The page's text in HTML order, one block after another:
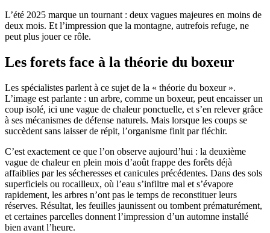
L’été 2025 marque un tournant : deux vagues majeures en moins de
deux mois. Et l’impression que la montagne, autrefois refuge, ne
peut plus jouer ce rôle.
Les forets face à la théorie du boxeur
Les spécialistes parlent à ce sujet de la « théorie du boxeur ».
L’image est parlante : un arbre, comme un boxeur, peut encaisser un
coup isolé, ici une vague de chaleur ponctuelle, et s’en relever grâce
à ses mécanismes de défense naturels. Mais lorsque les coups se
succèdent sans laisser de répit, l’organisme finit par fléchir.
C’est exactement ce que l’on observe aujourd’hui : la deuxième
vague de chaleur en plein mois d’août frappe des forêts déjà
affaiblies par les sécheresses et canicules précédentes. Dans des sols
superficiels ou rocailleux, où l’eau s’infiltre mal et s’évapore
rapidement, les arbres n’ont pas le temps de reconstituer leurs
réserves. Résultat, les feuilles jaunissent ou tombent prématurément,
et certaines parcelles donnent l’impression d’un automne installé
bien avant l’heure.